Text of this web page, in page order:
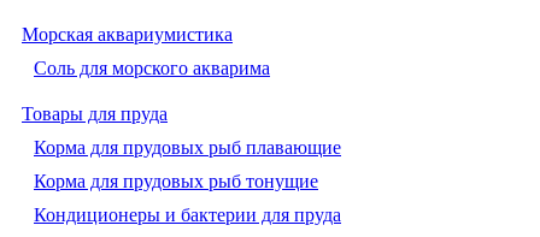
Морская аквариумистика
Соль для морского акварима
Товары для пруда
Корма для прудовых рыб плавающие
Корма для прудовых рыб тонущие
Кондиционеры и бактерии для пруда